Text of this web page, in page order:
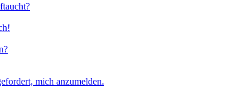
mich anzumelden.